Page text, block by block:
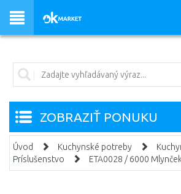
ZOBRAZIŤ PONUKU
Úvod Kuchynské potreby
Príslušenstvo
ETA0028 / 6000